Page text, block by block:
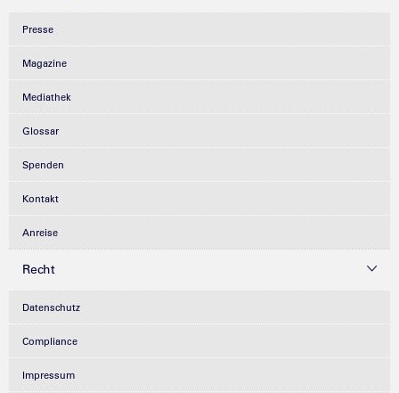
Presse
Magazine
Mediathek
Glossar
Spenden
Kontakt
Anreise
Recht
Datenschutz
Compliance
Impressum